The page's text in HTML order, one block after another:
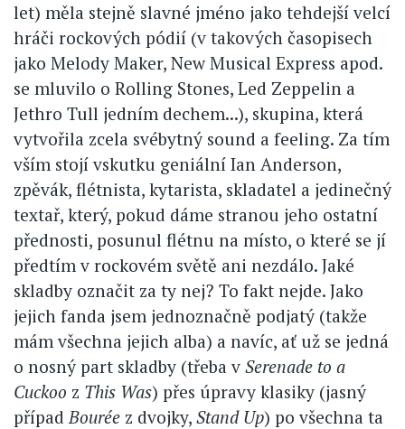
let) měla stejně slavné jméno jako tehdejší velcí
hráči rockových pódií (v takových časopisech
jako Melody Maker, New Musical Express apod.
se mluvilo o Rolling Stones, Led Zeppelin a
Jethro Tull jedním dechem...), skupina, která
vytvořila zcela svébytný sound a feeling. Za tím
vším stojí vskutku geniální Ian Anderson,
zpěvák, flétnista, kytarista, skladatel a jedinečný
textař, který, pokud dáme stranou jeho ostatní
přednosti, posunul flétnu na místo, o které se jí
předtím v rockovém světě ani nezdálo. Jaké
skladby označit za ty nej? To fakt nejde. Jako
jejich fanda jsem jednoznačně podjatý (takže
mám všechna jejich alba) a navíc, ať už se jedná
o nosný part skladby (třeba v Serenade to a
Cuckoo z This Was) přes úpravy klasiky (jasný
případBourée z dvojky, Stand Up) po všechna ta